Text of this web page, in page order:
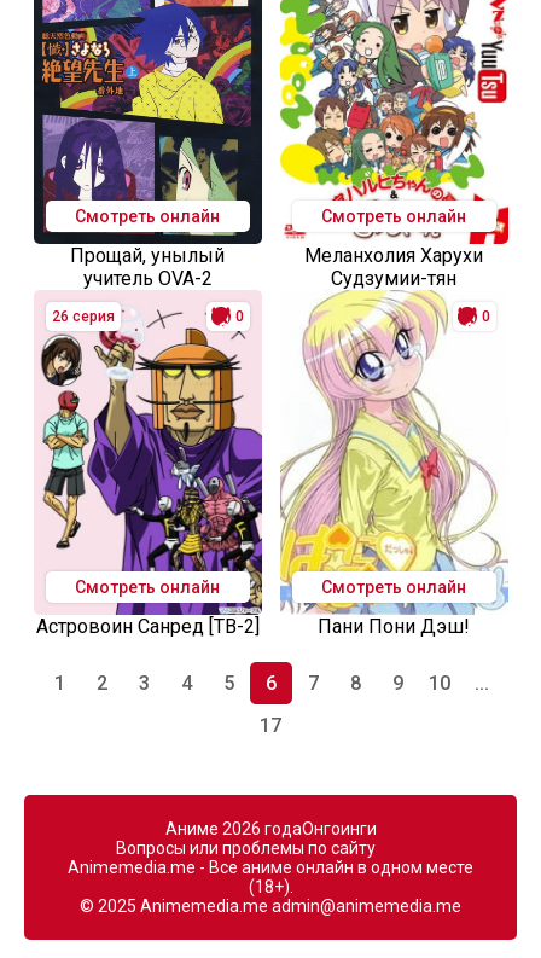
Смотреть онлайн
Прощай, унылый
учитель OVA-2
Смотреть онлайн
Меланхолия Харухи
Судзумии-тян
26 серия 0
Смотреть онлайн
Астровоин Санред [ТВ-2]
0
Смотреть онлайн
Пани Пони Дэш!
1 2 3 4 5 6 7 8 9 10
...
17
Аниме 2026 годаОнгоинги
Вопросы или проблемы по сайту
Animemedia.me - Все аниме онлайн в одном месте
(18+).
© 2025 Animemedia.me admin@animemedia.me